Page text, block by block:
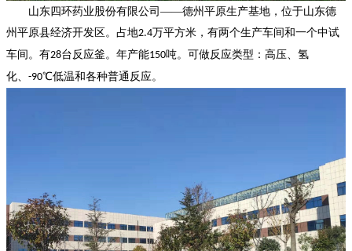
山东四环药业股份有限公司——德州平原生产基地， 位于山东德
州平原县经济开发区。 占地2.4万平方米，有两个生产车间和一个中试
车间。有28台反应釜。 年产能150吨。 可做反应类型 ： 高压、氢
化、 -90℃低温和各种普通反应。